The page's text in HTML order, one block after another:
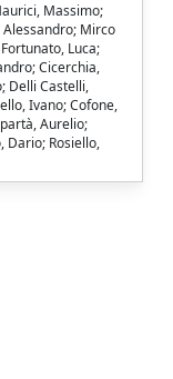
Massimo;
Mirco
Luca;
Cicerchia,
Delli Castelli,
Ivano; Cofone,
Aurelio;
Dario; Rosiello,